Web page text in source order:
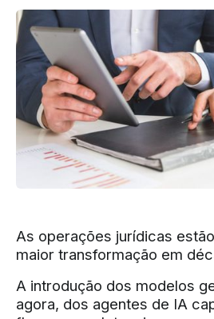
As operações jurídicas
maior transformação em
A introdução dos modelos
agora, dos agentes de IA